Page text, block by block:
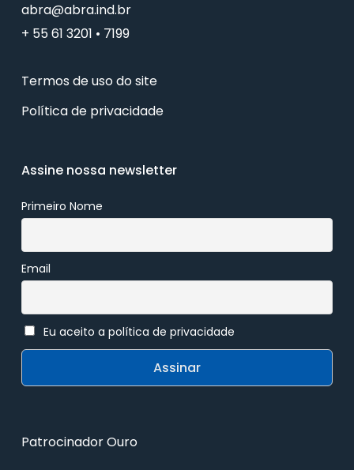
abra@abra.ind.br
+ 55 61 3201 • 7199
Termos de uso do site
Política de privacidade
Assine nossa newsletter
Primeiro Nome
Email
Eu aceito a política de privacidade
Patrocinador Ouro